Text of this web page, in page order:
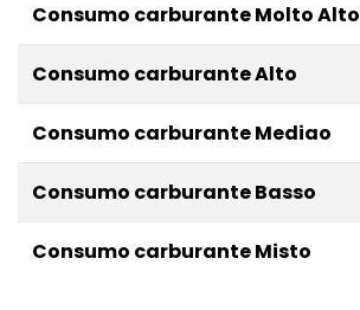
Consumo carburante Molto Alto
Consumo carburante Alto
Consumo carburante Mediao
Consumo carburante Basso
Consumo carburante Misto